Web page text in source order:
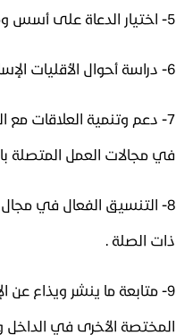
5- اختيار الدعاة على أسس ومعايير معتمدة .
6- دراسة أحوال الأقليات الإسلامية في الخارج .
7- دعم وتنمية العلاقات مع
في مجالات العمل المتصلة
8- التنسيق الفعال في مجال
ذات الصلة .
9- متابعة ما ينشر ويذاع عن
المختصة الأخرى في الداخل